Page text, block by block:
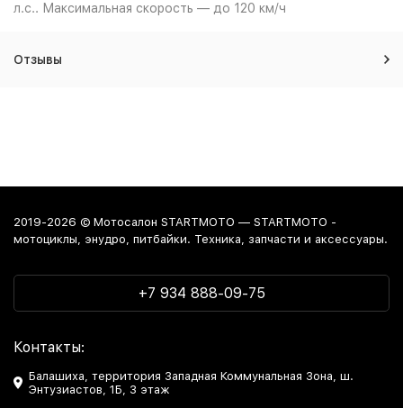
л.с.. Максимальная скорость — до 120 км/ч
Отзывы
2019-2026 © Мотосалон STARTMOTO — STARTMOTO -
мотоциклы, энудро, питбайки. Техника, запчасти и аксессуары.
+7 934 888-09-75
Контакты:
Балашиха, территория Западная Коммунальная Зона, ш.
Энтузиастов, 1Б, 3 этаж